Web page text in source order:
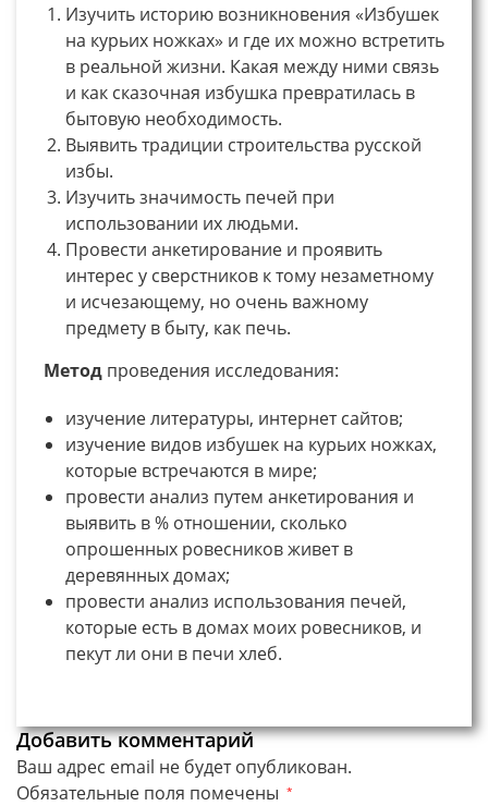
Изучить историю возникновения «Избушек
на курьих ножках» и где их можно встретить
в реальной жизни. Какая между ними связь
и как сказочная избушка превратилась в
бытовую необходимость.
Выявить традиции строительства русской
избы.
Изучить значимость печей при
использовании их людьми.
Провести анкетирование и проявить
интерес у сверстников к тому незаметному
и исчезающему, но очень важному
предмету в быту, как печь.
Метод проведения исследования:
изучение литературы, интернет сайтов;
изучение видов избушек на курьих ножках,
которые встречаются в мире;
провести анализ путем анкетирования и
выявить в % отношении, сколько
опрошенных ровесников живет в
деревянных домах;
провести анализ использования печей,
которые есть в домах моих ровесников, и
пекут ли они в печи хлеб.
Добавить комментарий
Ваш адрес email не будет опубликован.
Обязательные поля помечены *